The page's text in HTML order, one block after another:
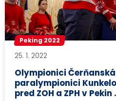
Peking 2022
25. 1. 2022
Olympionici
paralympionici
pred ZOH a ZPH v Pekin